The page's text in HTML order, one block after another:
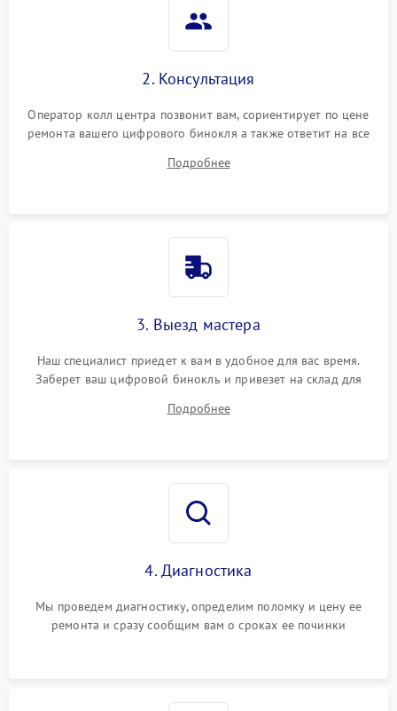
2. Консультация
Оператор колл центра позвонит вам, сориентирует по цене
ремонта вашего цифрового бинокля а также ответит на все
Подробнее
3. Выезд мастера
Наш специалист приедет к вам в удобное для вас время.
Заберет ваш цифровой бинокль и привезет на склад для
Подробнее
4. Диагностика
Мы проведем диагностику, определим поломку и цену ее
ремонта и сразу сообщим вам о сроках ее починки